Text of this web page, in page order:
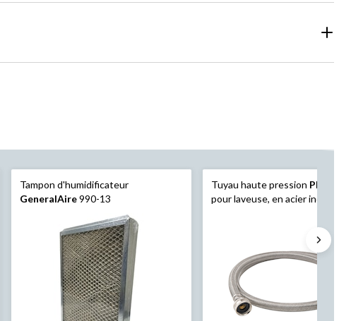
Tampon d'humidificateur
GeneralAire990-13
Tuyau haute pression
pour laveuse, en acier